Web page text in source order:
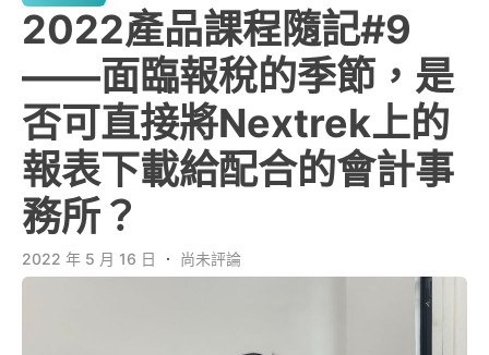
2022產品課程隨記#9
——面臨報稅的季節，是
否可直接將Nextrek上的
報表下載給配合的會計事
務所？
2022 年 5 月 16 日 ． 尚未評論